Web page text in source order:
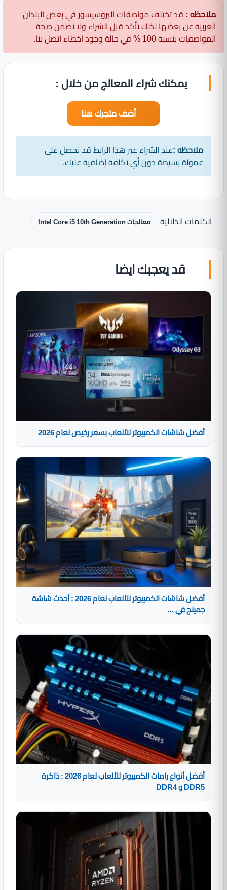
ملاحظه : قد تختلف مواصفات البروسيسور في بعض البلدان
العربية عن بعضها لذلك تأكد قبل الشراء ولا نضمن صحة
المواصفات بنسبة 100 % في حالة وجود اخطاء اتصل بنا.
يمكنك شراء المعالج من خلال :
أضف متجرك هنا
ملاحظه :عند الشراء عبر هذا الرابط قد نحصل على
عمولة بسيطة دون أي تكلفة إضافية عليك.
الكلمات الدلالية معالجات Intel Core i5 10th Generation
قد يعجبك ايضا
أفضل شاشات الكمبيوتر للألعاب بسعر رخيص لعام 2026
أفضل شاشات الكمبيوتر للألعاب لعام 2026 : أحدث شاشة
جمينج في ...
أفضل أنواع رامات الكمبيوتر للألعاب لعام 2026 : ذاكرة
DDR5 و DDR4